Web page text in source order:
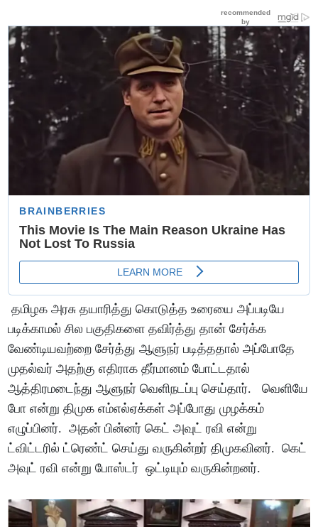
தமிழக அரசு தயாரித்து கொடுத்த உரையை அப்படியே
படிக்காமல் சில பகுதிகளை தவிர்த்து தான் சேர்க்க
வேண்டியவற்றை சேர்த்து ஆளுநர் படித்ததால் அப்போதே
முதல்வர் அதற்கு எதிராக தீர்மானம் போட்டதால்
ஆத்திரமடைந்து ஆளுநர் வெளிநடப்பு செய்தார். வெளியே
போ என்று திமுக எம்எல்ஏக்கள் அப்போது முழக்கம்
எழுப்பினர். அதன் பின்னர் கெட் அவுட் ரவி என்று
ட்விட்டரில் ட்ரெண்ட் செய்து வருகின்றர் திமுகவினர். கெட்
அவுட் ரவி என்று போஸ்டர் ஒட்டியும் வருகின்றனர்.